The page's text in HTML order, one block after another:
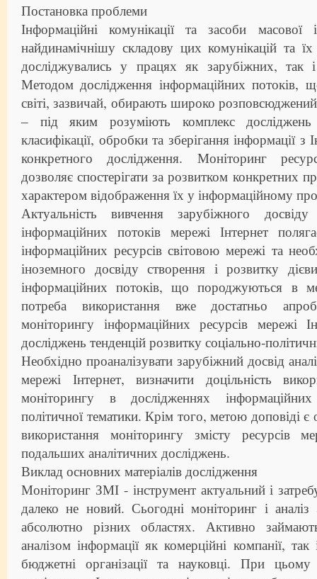
Постановка проблеми
Інформаційні комунікації та засоби
найдинамічнішу складову цих комунікацій та
досліджувались у працях як зарубіжних, так
Методом дослідження інформаційних
світі, зазвичай, обирають широко
– під яким розуміють комплекс
класифікації, обробки та зберігання інформації з
конкретного дослідження. Моніторинг
дозволяє спостерігати за розвитком конкретних
характером відображення їх у інформаційному
Актуальність вивчення зарубіжного
інформаційних потоків мережі Інтернет
інформаційних ресурсів світовою мережі та
іноземного досвіду створення і розвитку
інформаційних потоків, що породжуються в
потреба використання вже достатньо
моніторингу інформаційних ресурсів мережі
досліджень тенденцій розвитку соціально-
Необхідно проаналізувати зарубіжний досвід
мережі Інтернет, визначити доцільність
моніторингу в дослідженнях
політичної тематики. Крім того, метою доповіді є
використання моніторингу змісту ресурсів
подальших аналітичних досліджень.
Виклад основних матеріалів дослідження
Моніторинг ЗМІ - інструмент актуальний і
далеко не новий. Сьогодні моніторинг і аналіз
абсолютно різних областях. Активно
аналізом інформації як комерційні компанії,
бюджетні організації та науковці. При